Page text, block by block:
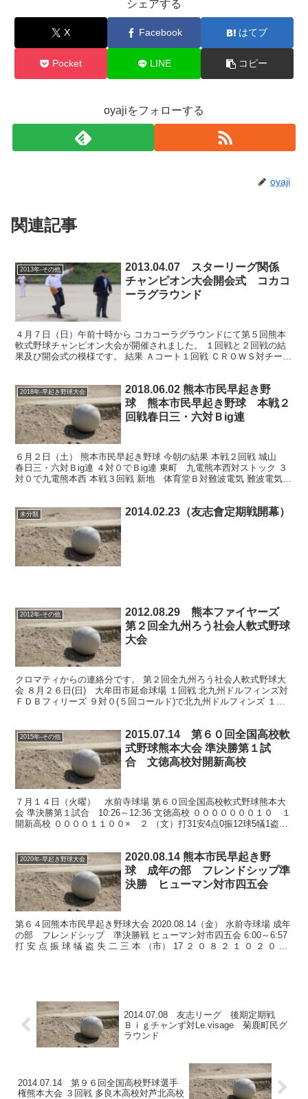
シェアする
X Facebook はてブ
Pocket LINE コピー
oyajiをフォローする
oyaji
関連記事
2013年-その他
2013.04.07 スターリーグ関係
チャンピオン大会開会式 コカコ
ーラグラウンド
４月７日（日）午前十時から コカコーラグラウンドにて第５回熊本
軟式野球チャンピオン大会が開催されました。 １回戦と２回戦の結
果及び開会式の模様です。 結果 Ａコート１回戦 ＣＲＯＷＳ対チーム
2018年-早起き野球大会
2018.06.02 熊本市民早起き野
球 熊本市民早起き野球 本戦２
回戦春日三・六対Ｂig連
６月２日（土） 熊本市民早起き野球 今朝の結果 本戦２回戦 城山
春日三・六対Ｂig連 ４対０でＢig連 東町 九電熊本西対ストック ３
対０で九電熊本西 本戦３回戦 新地 体育堂Ｂ対難波電気 難波電気が
未分類 2014.02.23（友志會定期戦開幕）
2012年-その他
2012.08.29 熊本ファイヤーズ
第２回全九州ろう社会人軟式野球
大会
クロマティからの連絡分です。 第２回全九州ろう社会人軟式野球大
会 ８月２６日(日) 大牟田市延命球場 １回戦 北九州ドルフィンズ対
ＦＤＢフィリーズ ９対０(５回コールド)で北九州ドルフィンズ １回
2015年-その他
2015.07.14 第６０回全国高校軟
式野球熊本大会 準決勝第１試
合 文徳高校対開新高校
７月１４日（火曜） 水前寺球場 第６０回全国高校軟式野球熊本大
会 準決勝第１試合 10:26～12:36 文徳高校 ０００００００１０ １
開新高校 ００００１１００× ２ （文）打31安4点0振12球5犠1盗4
2020年-早起き野球大会
2020.08.14 熊本市民早起き野
球 成年の部 フレンドシップ準
決勝 ヒューマン対市四五会
第６４回熊本市民早起き野球大会 2020.08.14（金） 水前寺球場 成年
の部 フレンドシップ 準決勝戦 ヒューマン対市四五会 6:00～6:57
打 安 点 振 球 犠 盗 失 二 三 本 （市） 17 ２ ０ ８ ２ １ ０ ２ ０ ...
2014.07.08 友志リーグ 後期定期戦
Ｂｉｇチャンず対Le.visage 菊鹿町民グ
ラウンド
2014.07.14 第９６回全国高校野球選手
権熊本大会 ３回戦 多良木高校対芦北高校